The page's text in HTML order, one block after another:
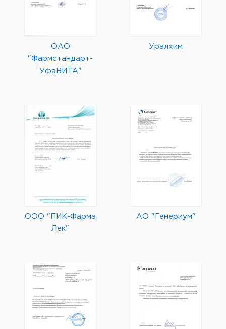
ОАО
"Фармстандарт-
УфаВИТА"
Уралхим
ООО "ПИК-Фарма
Лек"
АО "Генериум"